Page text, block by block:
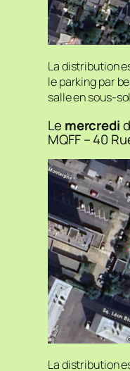
La distribution
le parking par
salle en sous-
Le mercredi
MQFF – 40
La distribution